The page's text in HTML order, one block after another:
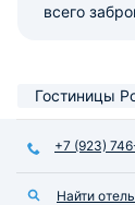
всего
Гостиницы
+7 (923)
Найти отель